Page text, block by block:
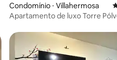
Condomínio ⋅ Villahermosa
Apartamento de luxo Torre